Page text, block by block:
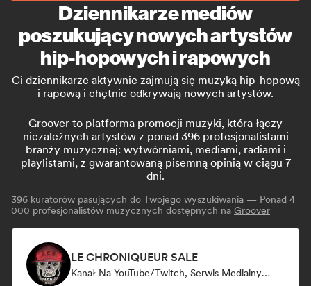
Dziennikarze mediów
poszukujący nowych artystów
hip-hopowych i rapowych
Ci dziennikarze aktywnie zajmują się muzyką hip-hopową
i rapową i chętnie odkrywają nowych artystów.
Groover to platforma promocji muzyki, która łączy
niezależnych artystów z ponad 396 profesjonalistami
branży muzycznej: wytwórniami, mediami, radiami i
playlistami, z gwarantowaną pisemną opinią w ciągu 7
dni.
396 kuratorów pasujących do Twojego wyszukiwania — Ponad 4
000 profesjonalistów muzycznych dostępnych na Groover
LE CHRONIQUEUR SALE
Kanał Na YouTube/Twitch, Serwis Medialny/Dziennikarz, Influencer W Mediach Społecznościowych